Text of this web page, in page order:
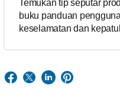
Temukan tip seputar
buku panduan
keselamatan dan